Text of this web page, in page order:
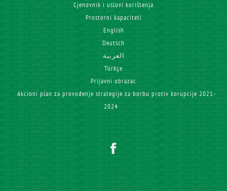
Cjenovnik i uslovi korištenja
Prostorni kapaciteti
English
Deutsch
العربية
Türkçe
Prijavni obrazac
Akcioni plan za provođenje strategije za borbu protiv korupcije 2021-
2024